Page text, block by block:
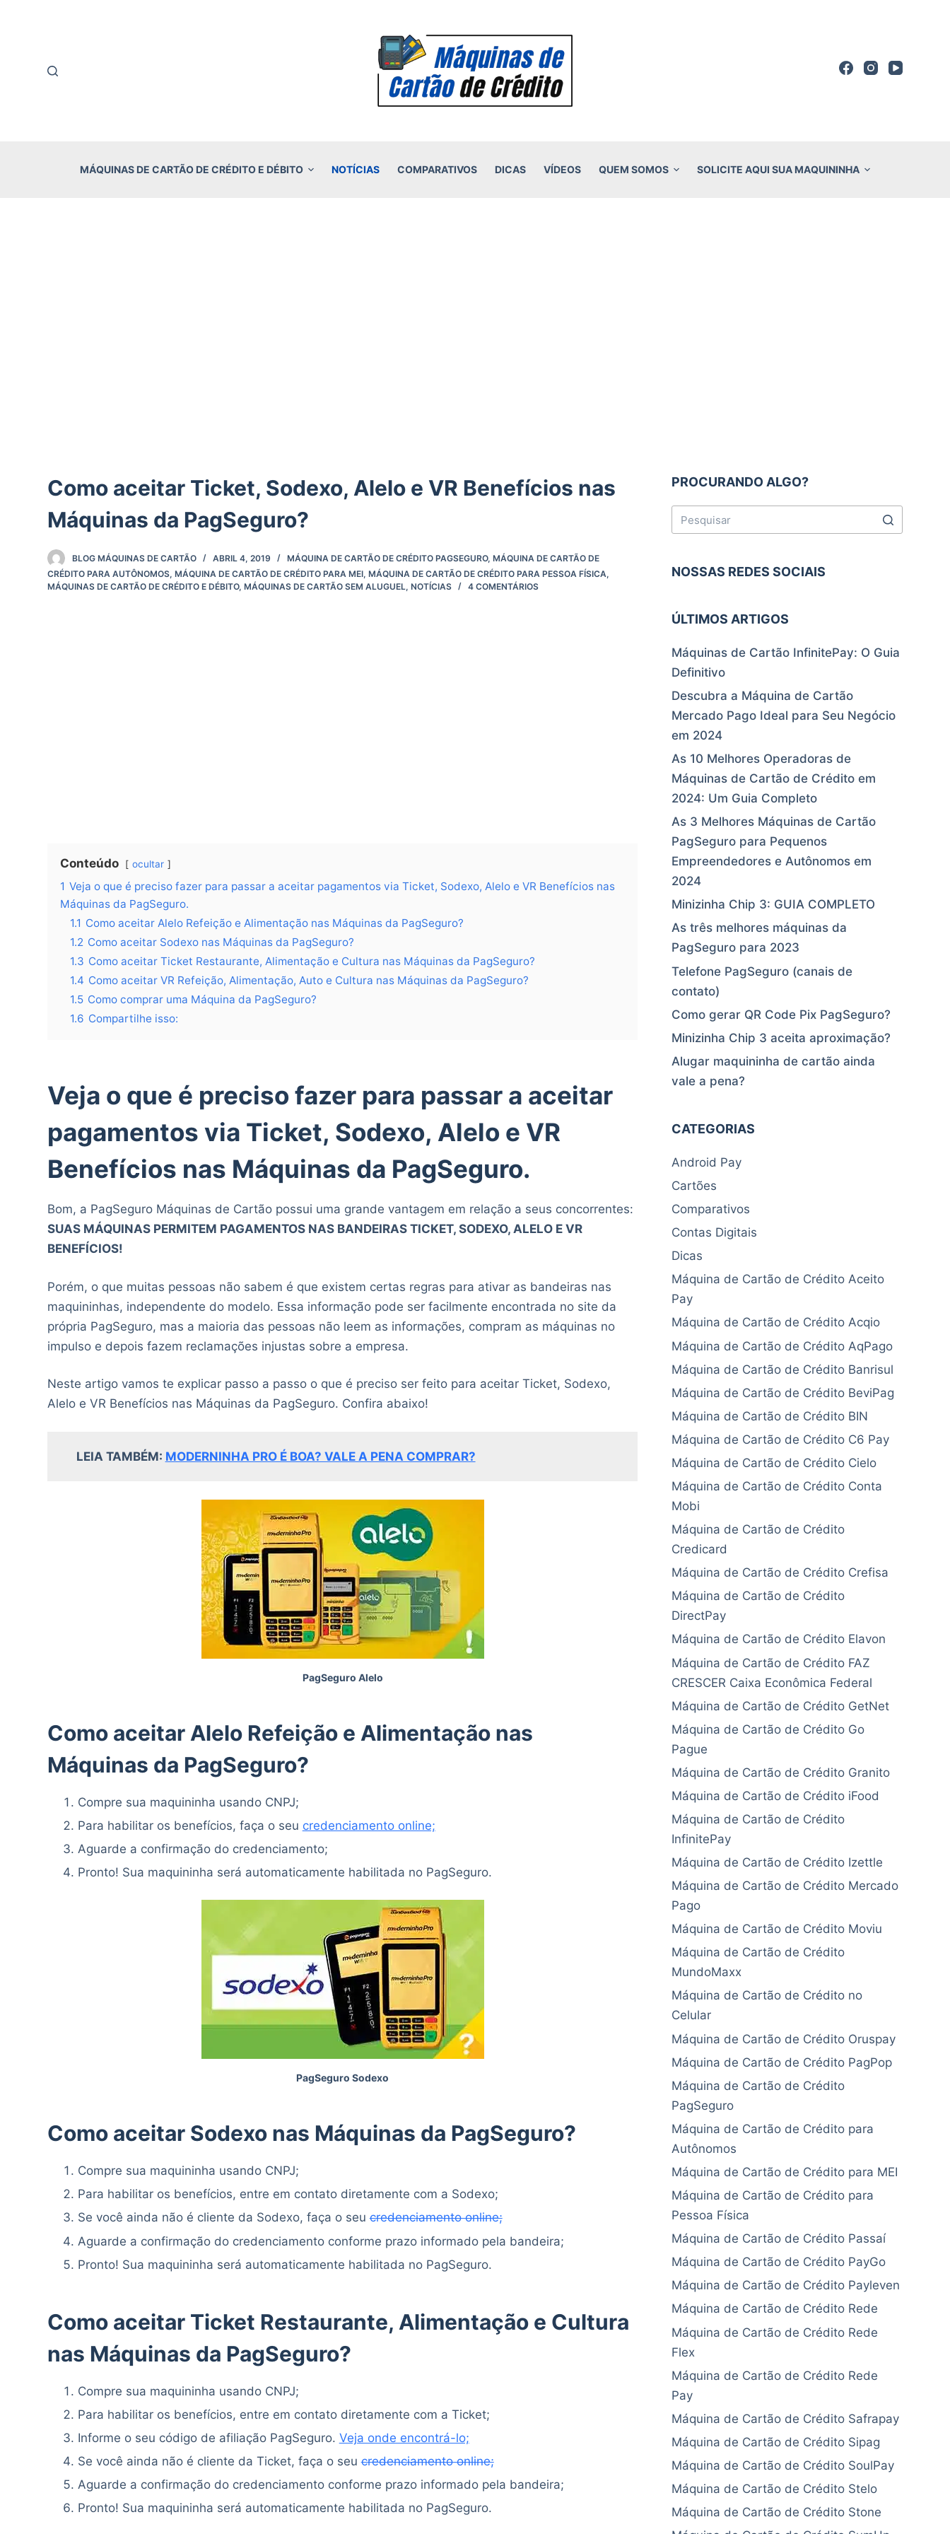
MÁQUINAS DE CARTÃO DE CRÉDITO E DÉBITO NOTÍCIAS COMPARATIVOS DICAS VÍDEOS QUEM SOMOS SOLICITE AQUI SUA MAQUININHA
Como aceitar Ticket, Sodexo, Alelo e VR Benefícios nas
Máquinas da PagSeguro?
BLOG MÁQUINAS DE CARTÃO ABRIL 4, 2019 MÁQUINA DE CARTÃO DE CRÉDITO PAGSEGURO,MÁQUINA DE CARTÃO DE
CRÉDITO PARA AUTÔNOMOS,MÁQUINA DE CARTÃO DE CRÉDITO PARA MEI,MÁQUINA DE CARTÃO DE CRÉDITO PARA PESSOA FÍSICA,
MÁQUINAS DE CARTÃO DE CRÉDITO E DÉBITO,MÁQUINAS DE CARTÃO SEM ALUGUEL,NOTÍCIAS 4 COMENTÁRIOS
Conteúdo ocultar
1 Veja o que é preciso fazer para passar a aceitar pagamentos via Ticket, Sodexo, Alelo e VR Benefícios nas
Máquinas da PagSeguro.
1.1 Como aceitar Alelo Refeição e Alimentação nas Máquinas da PagSeguro?
1.2 Como aceitar Sodexo nas Máquinas da PagSeguro?
1.3 Como aceitar Ticket Restaurante, Alimentação e Cultura nas Máquinas da PagSeguro?
1.4 Como aceitar VR Refeição, Alimentação, Auto e Cultura nas Máquinas da PagSeguro?
1.5 Como comprar uma Máquina da PagSeguro?
1.6 Compartilhe isso:
Veja o que é preciso fazer para passar a aceitar
pagamentos via Ticket, Sodexo, Alelo e VR
Benefícios nas Máquinas da PagSeguro.
Bom, a PagSeguro Máquinas de Cartão possui uma grande vantagem em relação a seus concorrentes:
SUAS MÁQUINAS PERMITEM PAGAMENTOS NAS BANDEIRAS TICKET, SODEXO, ALELO E VR
BENEFÍCIOS!
Porém, o que muitas pessoas não sabem é que existem certas regras para ativar as bandeiras nas
maquininhas, independente do modelo. Essa informação pode ser facilmente encontrada no site da
própria PagSeguro, mas a maioria das pessoas não leem as informações, compram as máquinas no
impulso e depois fazem reclamações injustas sobre a empresa.
Neste artigo vamos te explicar passo a passo o que é preciso ser feito para aceitar Ticket, Sodexo,
Alelo e VR Benefícios nas Máquinas da PagSeguro. Confira abaixo!
LEIA TAMBÉM: MODERNINHA PRO É BOA? VALE A PENA COMPRAR?
PagSeguro Alelo
Como aceitar Alelo Refeição e Alimentação nas
Máquinas da PagSeguro?
Compre sua maquininha usando CNPJ;
Para habilitar os benefícios, faça o seu credenciamento online;
Aguarde a confirmação do credenciamento;
Pronto! Sua maquininha será automaticamente habilitada no PagSeguro.
PagSeguro Sodexo
Como aceitar Sodexo nas Máquinas da PagSeguro?
Compre sua maquininha usando CNPJ;
Para habilitar os benefícios, entre em contato diretamente com a Sodexo;
Se você ainda não é cliente da Sodexo, faça o seucredenciamento online;
Aguarde a confirmação do credenciamento conforme prazo informado pela bandeira;
Pronto! Sua maquininha será automaticamente habilitada no PagSeguro.
Como aceitar Ticket Restaurante, Alimentação e Cultura
nas Máquinas da PagSeguro?
Compre sua maquininha usando CNPJ;
Para habilitar os benefícios, entre em contato diretamente com a Ticket;
Informe o seu código de afiliação PagSeguro. Veja onde encontrá-lo;
Se você ainda não é cliente da Ticket, faça o seucredenciamento online;
Aguarde a confirmação do credenciamento conforme prazo informado pela bandeira;
Pronto! Sua maquininha será automaticamente habilitada no PagSeguro.
PROCURANDO ALGO?
NOSSAS REDES SOCIAIS
ÚLTIMOS ARTIGOS
Máquinas de Cartão InfinitePay: O Guia
Definitivo
Descubra a Máquina de Cartão
Mercado Pago Ideal para Seu Negócio
em 2024
As 10 Melhores Operadoras de
Máquinas de Cartão de Crédito em
2024: Um Guia Completo
As 3 Melhores Máquinas de Cartão
PagSeguro para Pequenos
Empreendedores e Autônomos em
2024
Minizinha Chip 3: GUIA COMPLETO
As três melhores máquinas da
PagSeguro para 2023
Telefone PagSeguro (canais de
contato)
Como gerar QR Code Pix PagSeguro?
Minizinha Chip 3 aceita aproximação?
Alugar maquininha de cartão ainda
vale a pena?
CATEGORIAS
Android Pay
Cartões
Comparativos
Contas Digitais
Dicas
Máquina de Cartão de Crédito Aceito
Pay
Máquina de Cartão de Crédito Acqio
Máquina de Cartão de Crédito AqPago
Máquina de Cartão de Crédito Banrisul
Máquina de Cartão de Crédito BeviPag
Máquina de Cartão de Crédito BIN
Máquina de Cartão de Crédito C6 Pay
Máquina de Cartão de Crédito Cielo
Máquina de Cartão de Crédito Conta
Mobi
Máquina de Cartão de Crédito
Credicard
Máquina de Cartão de Crédito Crefisa
Máquina de Cartão de Crédito
DirectPay
Máquina de Cartão de Crédito Elavon
Máquina de Cartão de Crédito FAZ
CRESCER Caixa Econômica Federal
Máquina de Cartão de Crédito GetNet
Máquina de Cartão de Crédito Go
Pague
Máquina de Cartão de Crédito Granito
Máquina de Cartão de Crédito iFood
Máquina de Cartão de Crédito
InfinitePay
Máquina de Cartão de Crédito Izettle
Máquina de Cartão de Crédito Mercado
Pago
Máquina de Cartão de Crédito Moviu
Máquina de Cartão de Crédito
MundoMaxx
Máquina de Cartão de Crédito no
Celular
Máquina de Cartão de Crédito Oruspay
Máquina de Cartão de Crédito PagPop
Máquina de Cartão de Crédito
PagSeguro
Máquina de Cartão de Crédito para
Autônomos
Máquina de Cartão de Crédito para MEI
Máquina de Cartão de Crédito para
Pessoa Física
Máquina de Cartão de Crédito Passaí
Máquina de Cartão de Crédito PayGo
Máquina de Cartão de Crédito Payleven
Máquina de Cartão de Crédito Rede
Máquina de Cartão de Crédito Rede
Flex
Máquina de Cartão de Crédito Rede
Pay
Máquina de Cartão de Crédito Safrapay
Máquina de Cartão de Crédito Sipag
Máquina de Cartão de Crédito SoulPay
Máquina de Cartão de Crédito Stelo
Máquina de Cartão de Crédito Stone